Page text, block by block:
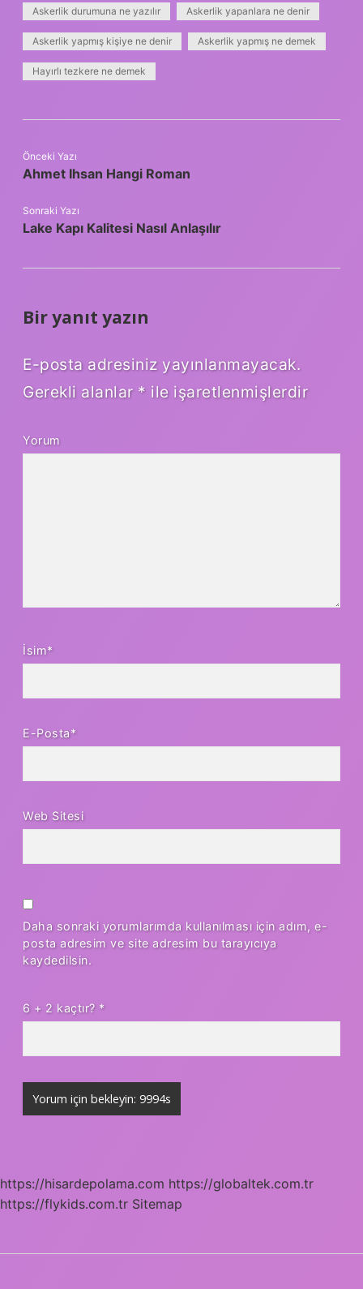
Askerlik durumuna ne yazılır Askerlik yapanlara ne denir
Askerlik yapmış kişiye ne denir Askerlik yapmış ne demek
Hayırlı tezkere ne demek
Önceki Yazı
Ahmet Ihsan Hangi Roman
Sonraki Yazı
Lake Kapı Kalitesi Nasıl Anlaşılır
Bir yanıt yazın
E-posta adresiniz yayınlanmayacak.
Gerekli alanlar * ile işaretlenmişlerdir
Yorum
İsim*
E-Posta*
Web Sitesi
Daha sonraki yorumlarımda kullanılması için adım, e-
posta adresim ve site adresim bu tarayıcıya
kaydedilsin.
6 + 2 kaçtır? *
https://hisardepolama.com https://globaltek.com.tr
https://flykids.com.tr Sitemap